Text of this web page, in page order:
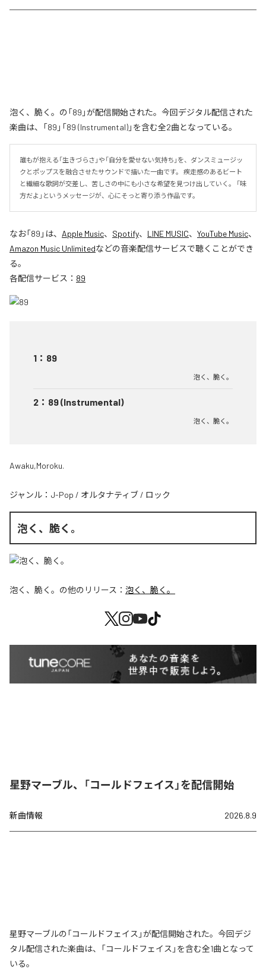
泡く、脆く。の「89」が配信開始された。今回デジタル配信された
楽曲は、「89」「89 (Instrumental)」を含む全2曲となっている。
誰もが抱える「生きづらさ」や「自分を愛せない気持ち」を、ダンスミュージッ
クとポップスを融合させたサウンドで描いた一曲です。 疾走感のあるビート
と繊細な歌詞が交差し、苦しさの中にも小さな希望を見つけ出していく。 「味
方だよ」というメッセージが、心にそっと寄り添う作品です。
なお「89 」は、 Apple Music、 Spotify、 LINE MUSIC、 YouTube Music、
Amazon Music Unlimitedなどの音楽配信サービスで聴くことができ
る。
各配信サービス： 89
1 ： 89
泡く、脆く。
2 ： 89 (Instrumental)
泡く、脆く。
Awaku,Moroku.
ジャンル： J-Pop / オルタナティブ / ロック
泡く、脆く。
泡く、脆く。 の他のリリース： 泡く、脆く。
星野マーブル、「コールドフェイス」を配信開始
新曲情報 2026.8.9
星野マーブルの「コールドフェイス」が配信開始された。今回デジ
タル配信された楽曲は、「コールドフェイス」を含む全1曲となって
いる。